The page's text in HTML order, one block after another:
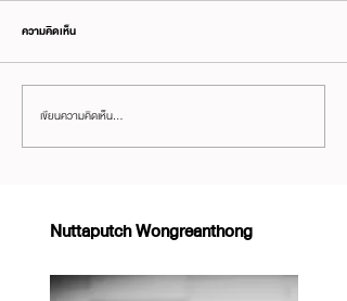
#TEDน่าดู – การปีนหน้าผา 3,000 ฟุต
ด้วยมือเปล่า
ความคิดเห็น
เขียนความคิดเห็น…
Nuttaputch Wongreanthong